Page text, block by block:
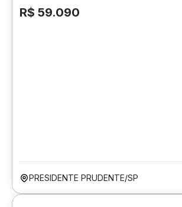
R$ 59.090
PRESIDENTE PRUDENTE/SP